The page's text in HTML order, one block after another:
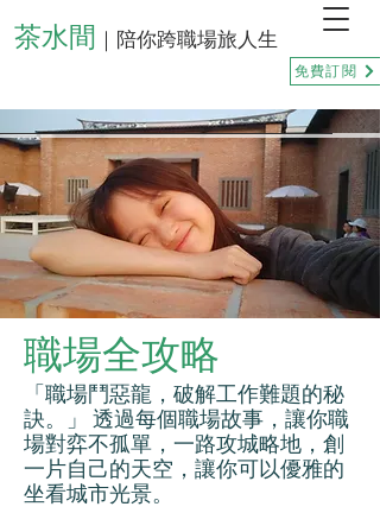
茶水間 ｜陪你跨職場旅人生
免費訂閱
職場全攻略
「職場鬥惡龍，破解工作難題的秘
訣。」 透過每個職場故事，讓你職
場對弈不孤單，一路攻城略地，創
一片自己的天空，讓你可以優雅的
坐看城市光景。